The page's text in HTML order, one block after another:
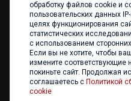
236017
ул.
Телефон:
+7
обработку файлов cookie и
пользовательских данных
целях функционирования
статистических
с использованием
Если вы не хотите, чтобы
измените соответствующие
покиньте сайт. Продолжая
соглашаетесь с Политикой
cookie